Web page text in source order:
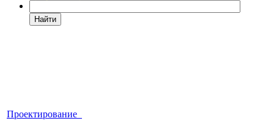
Найти
Проектирование